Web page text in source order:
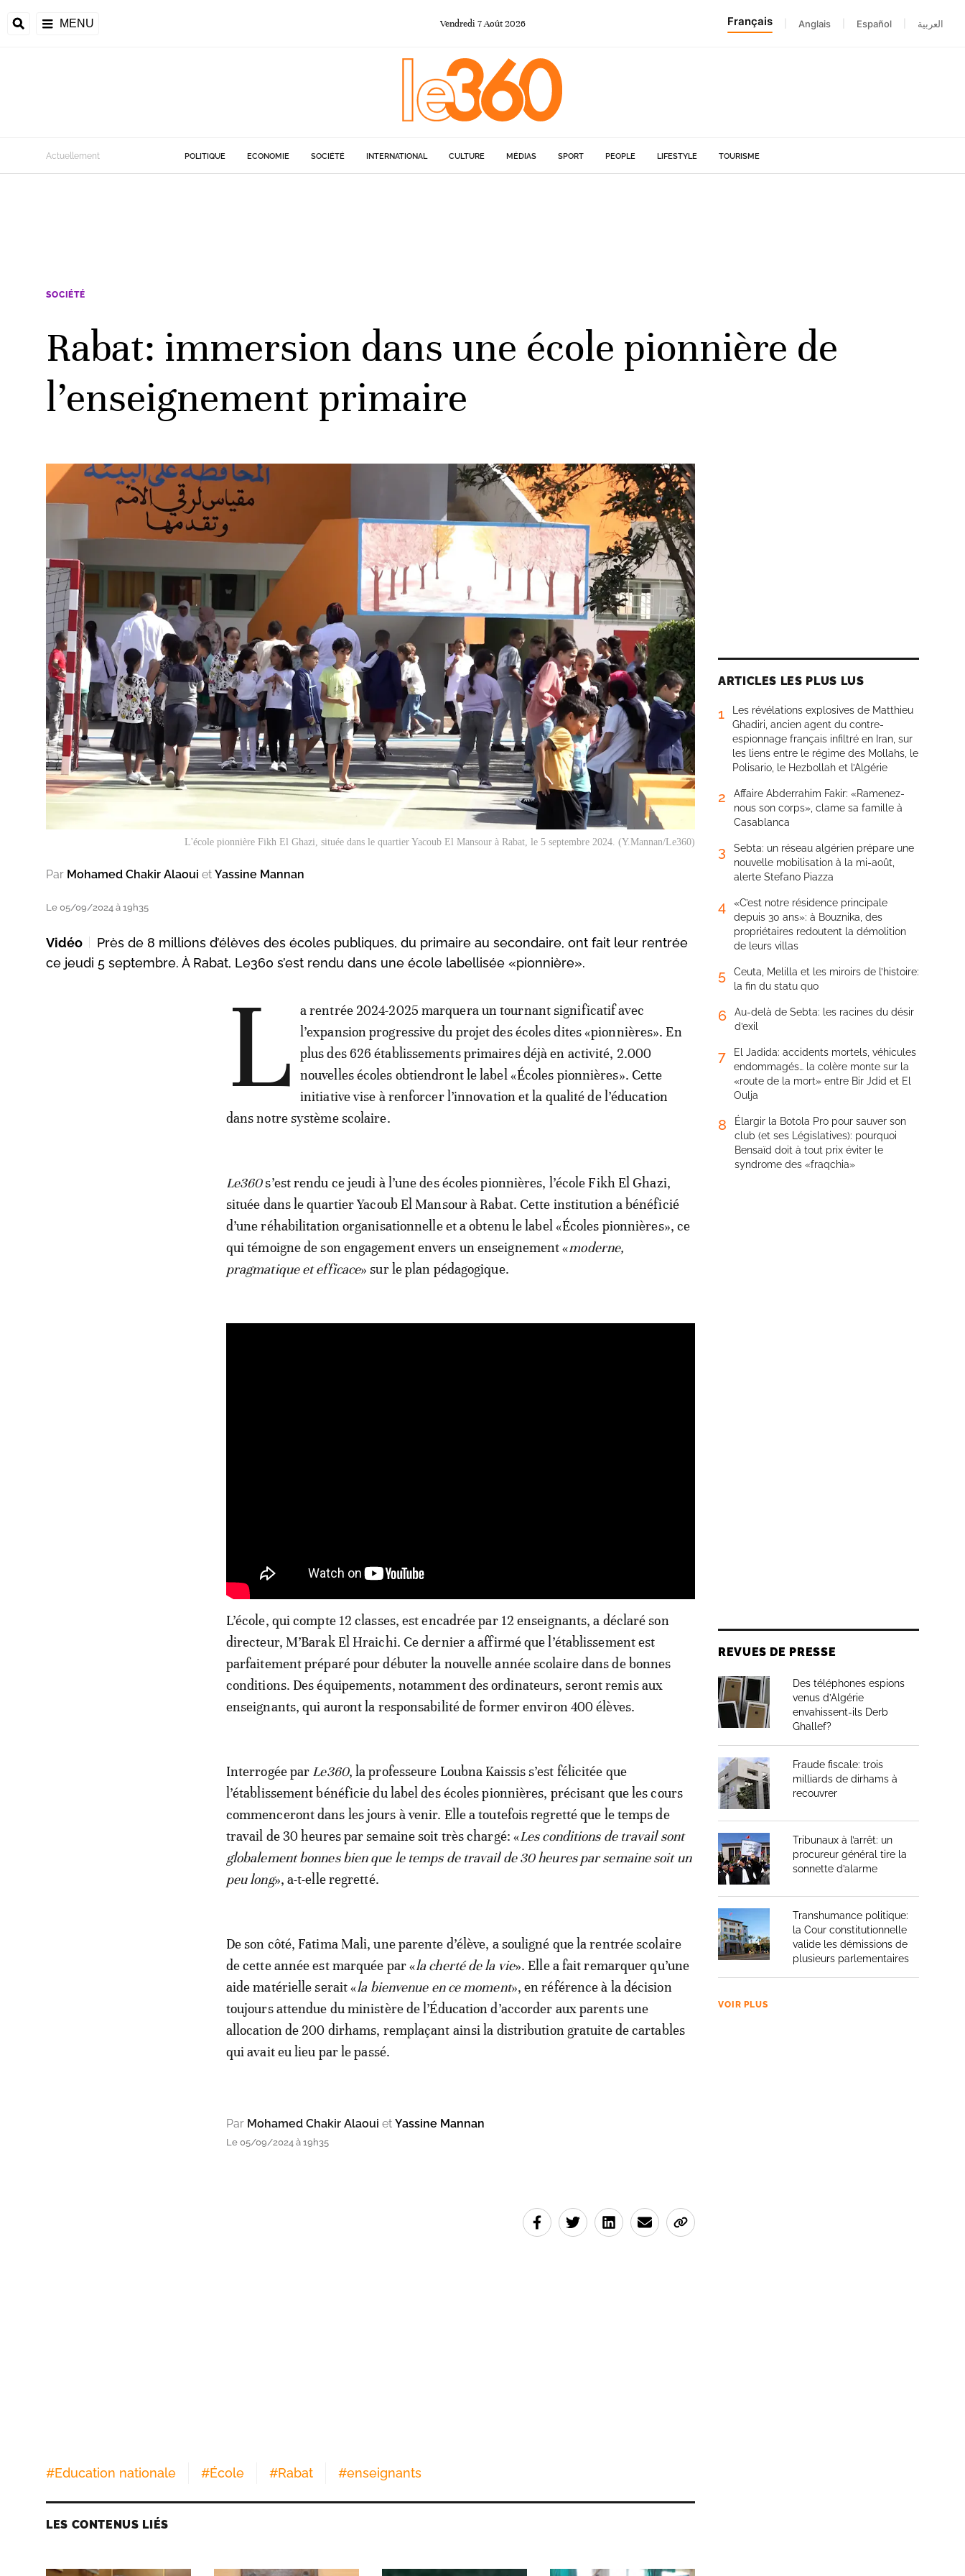
MENU Vendredi 7Août 2026 Français Anglais Español العربية
Actuellement POLITIQUE ECONOMIE SOCIÉTÉ INTERNATIONAL CULTURE MÉDIAS SPORT PEOPLE LIFESTYLE TOURISME
SOCIÉTÉ
Rabat: immersion dans une école pionnière de
l’enseignement primaire
L'école pionnière Fikh El Ghazi, située dans le quartier Yacoub El Mansour à Rabat, le 5 septembre 2024. (Y.Mannan/Le360)
Par Mohamed Chakir Alaoui et Yassine Mannan
Le 05/09/2024 à 19h35
Vidéo
Près de 8 millions d’élèves des écoles publiques, du primaire au secondaire, ont fait leur rentrée
ce jeudi 5 septembre. À Rabat, Le360 s’est rendu dans une école labellisée «pionnière».
L
a rentrée 2024-2025 marquera un tournant significatif avec
l’expansion progressive du projet des écoles dites «pionnières». En
plus des 626 établissements primaires déjà en activité, 2.000
nouvelles écoles obtiendront le label «Écoles pionnières». Cette
initiative vise à renforcer l’innovation et la qualité de l’éducation
dans notre système scolaire.
Le360s’est rendu ce jeudi à l’une des écoles pionnières, l’école Fikh El Ghazi,
située dans le quartier Yacoub El Mansour à Rabat. Cette institution a bénéficié
d’une réhabilitation organisationnelle et a obtenu le label «Écoles pionnières», ce
qui témoigne de son engagement envers un enseignement «moderne,
pragmatique et efficace» sur le plan pédagogique.
L’école, qui compte 12 classes, est encadrée par 12 enseignants, a déclaré son
directeur, M’Barak El Hraichi. Ce dernier a affirmé que l’établissement est
parfaitement préparé pour débuter la nouvelle année scolaire dans de bonnes
conditions. Des équipements, notamment des ordinateurs, seront remis aux
enseignants, qui auront la responsabilité de former environ 400 élèves.
Interrogée par Le360, la professeure Loubna Kaissis s’est félicitée que
l’établissement bénéficie du label des écoles pionnières, précisant que les cours
commenceront dans les jours à venir. Elle a toutefois regretté que le temps de
travail de 30 heures par semaine soit très chargé: «Les conditions de travail sont
globalement bonnes bien que le temps de travail de 30 heures par semaine soit un
peu long», a-t-elle regretté.
De son côté, Fatima Mali, une parente d’élève, a souligné que la rentrée scolaire
de cette année est marquée par «la cherté de la vie». Elle a fait remarquer qu’une
aide matérielle serait «la bienvenue en ce moment», en référence à la décision
toujours attendue du ministère de l’Éducation d’accorder aux parents une
allocation de 200 dirhams, remplaçant ainsi la distribution gratuite de cartables
qui avait eu lieu par le passé.
Par Mohamed Chakir Alaoui et Yassine Mannan
Le 05/09/2024 à 19h35
#Education nationale #École #Rabat #enseignants
LES CONTENUS LIÉS
ARTICLES LES PLUS LUS
1
Les révélations explosives de Matthieu
Ghadiri, ancien agent du contre-
espionnage français infiltré en Iran, sur
les liens entre le régime des Mollahs, le
Polisario, le Hezbollah et l’Algérie
2
Affaire Abderrahim Fakir: «Ramenez-
nous son corps», clame sa famille à
Casablanca
3
Sebta: un réseau algérien prépare une
nouvelle mobilisation à la mi-août,
alerte Stefano Piazza
4
«C’est notre résidence principale
depuis 30 ans»: à Bouznika, des
propriétaires redoutent la démolition
de leurs villas
5
Ceuta, Melilla et les miroirs de l’histoire:
la fin du statu quo
6
Au-delà de Sebta: les racines du désir
d’exil
7
El Jadida: accidents mortels, véhicules
endommagés… la colère monte sur la
«route de la mort» entre Bir Jdid et El
Oulja
8
Élargir la Botola Pro pour sauver son
club (et ses Législatives): pourquoi
Bensaïd doit à tout prix éviter le
syndrome des «fraqchia»
REVUES DE PRESSE
Des téléphones espions
venus d’Algérie
envahissent-ils Derb
Ghallef?
Fraude fiscale: trois
milliards de dirhams à
recouvrer
Tribunaux à l’arrêt: un
procureur général tire la
sonnette d’alarme
Transhumance politique:
la Cour constitutionnelle
valide les démissions de
plusieurs parlementaires
VOIR PLUS